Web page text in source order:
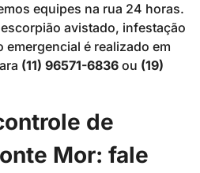
equipes na rua 24 horas.
avistado, infestação
é realizado em
(11) 96571-6836 ou (19)
de
Mor: fale